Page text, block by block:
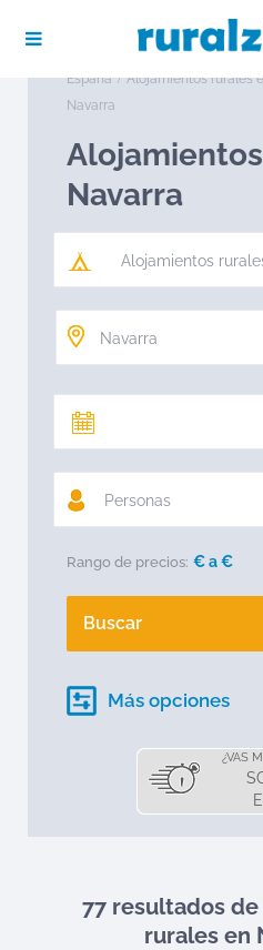
Alojamientos
España
Alojamientos rurales
Navarra
Navarra
Alojamientos
Personas
Rango de precios: € a€
Buscar
Más opciones
¿VAS
77 resultados
rurales en